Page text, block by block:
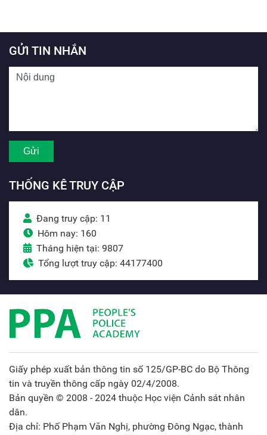
GỬI TIN NHẮN
THỐNG KÊ TRUY CẬP
Đang truy cập: 11
Hôm nay: 160
Tháng hiện tại: 9807
Tổng lượt truy cập: 44177400
Giấy phép xuất bản thông tin số 125/GP-BC do Bộ Thông
tin và truyền thông cấp ngày 02/4/2008.
Bản quyền © 2008 - 2024 thuộc Học viện Cảnh sát nhân
dân.
Địa chỉ: Phố Phạm Văn Nghị, phường Đông Ngạc, thành